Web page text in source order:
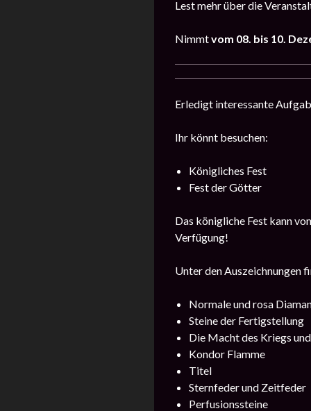
Lest mehr über die
Nimmtvom 08. bis 10.
Erledigt interessante
Ihr könnt besuchen:
Königliches Fest
Fest der Götter
Das königliche Fest kann
Verfügung!
Unter den Auszeichnungen
Normale und rosa
Steine der Fertigstellung
Die Macht des Kriegs
Kondor Flamme
Titel
Sternfeder und Zeitfeder
Perfusionssteine